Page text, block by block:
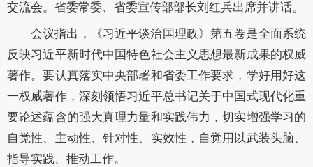
交流会。省委常委、省委宣传部部长刘红兵出席并讲话。
会议指出，《习近平谈治国理政》第五卷是全面系统
反映习近平新时代中国特色社会主义思想最新成果的权威
著作。要认真落实中央部署和省委工作要求，学好用好这
一权威著作，深刻领悟习近平总书记关于中国式现代化重
要论述蕴含的强大真理力量和实践伟力，切实增强学习的
自觉性、主动性、针对性、实效性，自觉用以武装头脑、
指导实践、推动工作。